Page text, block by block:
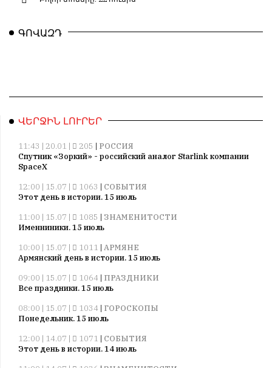
ԳՈՎԱԶԴ
ՎԵՐՋԻՆ ԼՈՒՐԵՐ
11:43 | 20.01 | 205 | РОССИЯ
Спутник «Зоркий» - российский аналог Starlink компании
SpaceX
12:00 | 15.07 |
1063 | СОБЫТИЯ
Этот день в истории. 15 июль
11:00 | 15.07 |
1085 | ЗНАМЕНИТОСТИ
Именниники. 15 июль
10:00 | 15.07 |
1011 | АРМЯНЕ
Армянский день в истории. 15 июль
09:00 | 15.07 |
1064 | ПРАЗДНИКИ
Все праздники. 15 июль
08:00 | 15.07 |
1034 | ГОРОСКОПЫ
Понедельник. 15 июль
12:00 | 14.07 |
1071 | СОБЫТИЯ
Этот день в истории. 14 июль